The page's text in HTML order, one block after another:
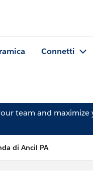
Connetti
team and
di Ancil PA